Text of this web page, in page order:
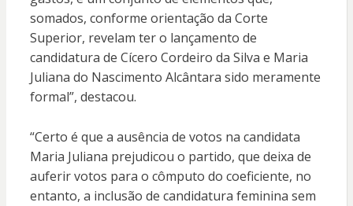
somados, conforme orientação da Corte
Superior, revelam ter o lançamento de
candidatura de Cícero Cordeiro da Silva e Maria
Juliana do Nascimento Alcântara sido meramente
formal”, destacou.
“Certo é que a ausência de votos na candidata
Maria Juliana prejudicou o partido, que deixa de
auferir votos para o cômputo do coeficiente, no
entanto, a inclusão de candidatura feminina sem